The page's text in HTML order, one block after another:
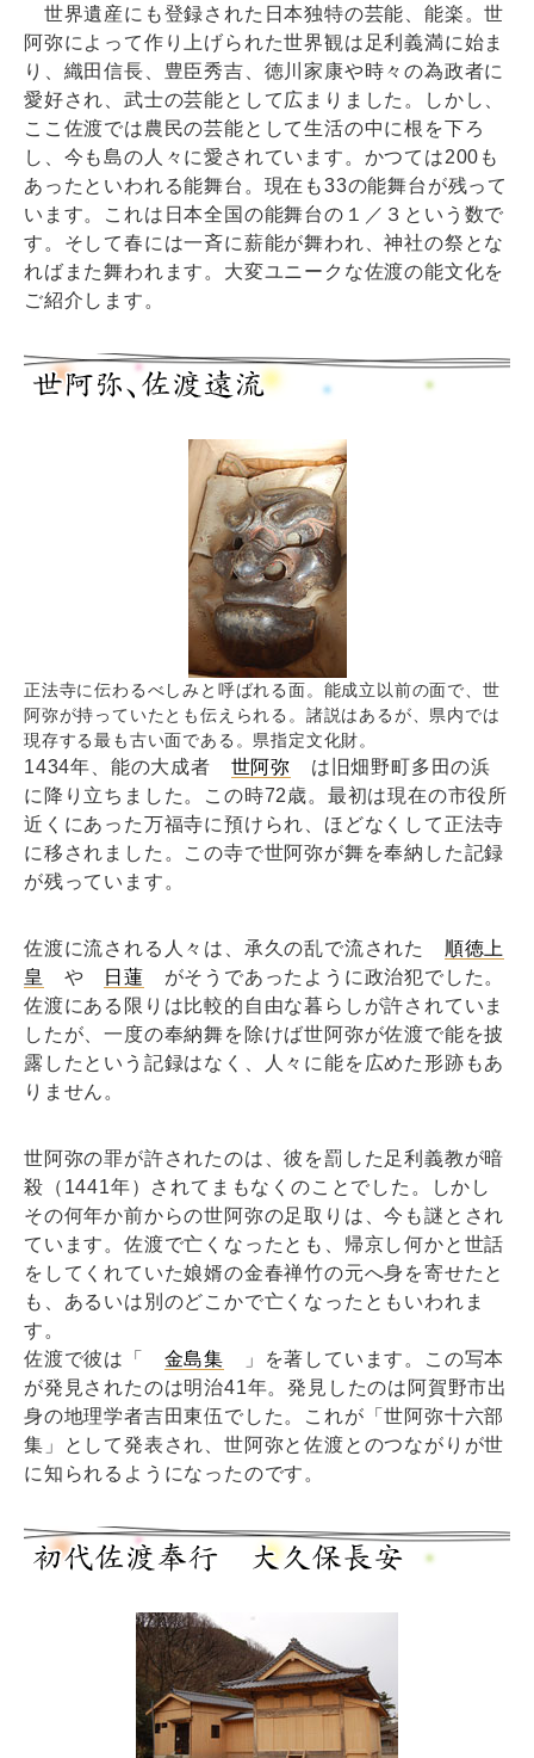
世界遺産にも登録された日本独特の芸能、能楽。世
阿弥によって作り上げられた世界観は足利義満に始ま
り、織田信長、豊臣秀吉、徳川家康や時々の為政者に
愛好され、武士の芸能として広まりました。しかし、
ここ佐渡では農民の芸能として生活の中に根を下ろ
し、今も島の人々に愛されています。かつては200も
あったといわれる能舞台。現在も33の能舞台が残って
います。これは日本全国の能舞台の１／３という数で
す。そして春には一斉に薪能が舞われ、神社の祭とな
ればまた舞われます。大変ユニークな佐渡の能文化を
ご紹介します。
正法寺に伝わるべしみと呼ばれる面。能成立以前の面で、世
阿弥が持っていたとも伝えられる。諸説はあるが、県内では
現存する最も古い面である。県指定文化財。
1434年、能の大成者 世阿弥 は旧畑野町多田の浜
に降り立ちました。この時72歳。最初は現在の市役所
近くにあった万福寺に預けられ、ほどなくして正法寺
に移されました。この寺で世阿弥が舞を奉納した記録
が残っています。
佐渡に流される人々は、承久の乱で流された 順徳上
皇
や 日蓮 がそうであったように政治犯でした。
佐渡にある限りは比較的自由な暮らしが許されていま
したが、一度の奉納舞を除けば世阿弥が佐渡で能を披
露したという記録はなく、人々に能を広めた形跡もあ
りません。
世阿弥の罪が許されたのは、彼を罰した足利義教が暗
殺（1441年）されてまもなくのことでした。しかし
その何年か前からの世阿弥の足取りは、今も謎とされ
ています。佐渡で亡くなったとも、帰京し何かと世話
をしてくれていた娘婿の金春禅竹の元へ身を寄せたと
も、あるいは別のどこかで亡くなったともいわれま
す。
佐渡で彼は「 金島集 」を著しています。この写本
が発見されたのは明治41年。発見したのは阿賀野市出
身の地理学者吉田東伍でした。これが「世阿弥十六部
集」として発表され、世阿弥と佐渡とのつながりが世
に知られるようになったのです。